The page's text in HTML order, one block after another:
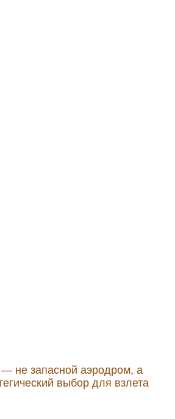
не запасной аэродром, а
выбор для взлета